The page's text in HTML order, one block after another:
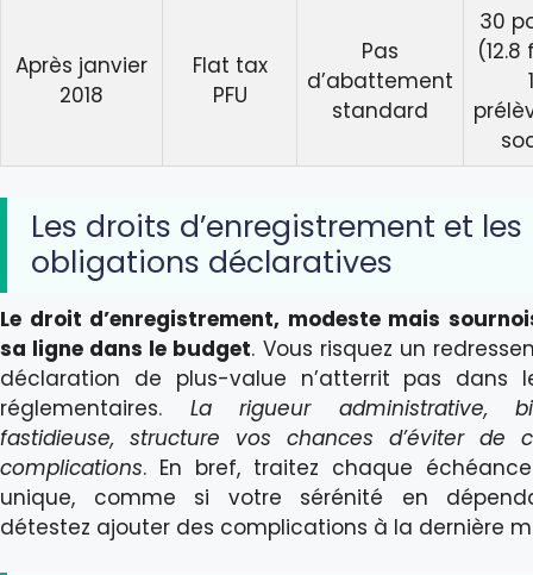
Après janvier
2018
Flat tax
PFU
Pas
d’abattement
standard
30
Les droits d’enregistrement et les
obligations déclaratives
Le droit d’enregistrement, modeste mais
sa ligne dans le budget. Vous risquez un
déclaration de plus-value n’atterrit pas dans
réglementaires. La rigueur administrative,
fastidieuse, structure vos chances d’éviter de
complications. En bref, traitez chaque
unique, comme si votre sérénité en
détestez ajouter des complications à la dernière